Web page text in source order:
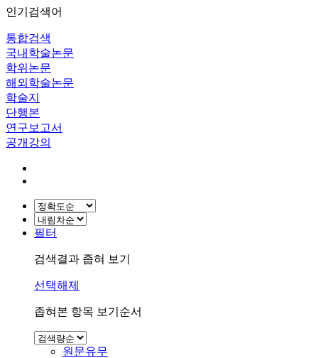
인기검색어
통합검색
국내학술논문
학위논문
해외학술논문
학술지
단행본
연구보고서
공개강의
필터
검색결과 좁혀 보기
선택해제
좁혀본 항목 보기순서
원문유무